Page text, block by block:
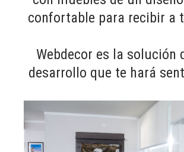
a
c
ó
n
i
d
confortable para recibir a
Webdecor es la solución
desarrollo que te hará